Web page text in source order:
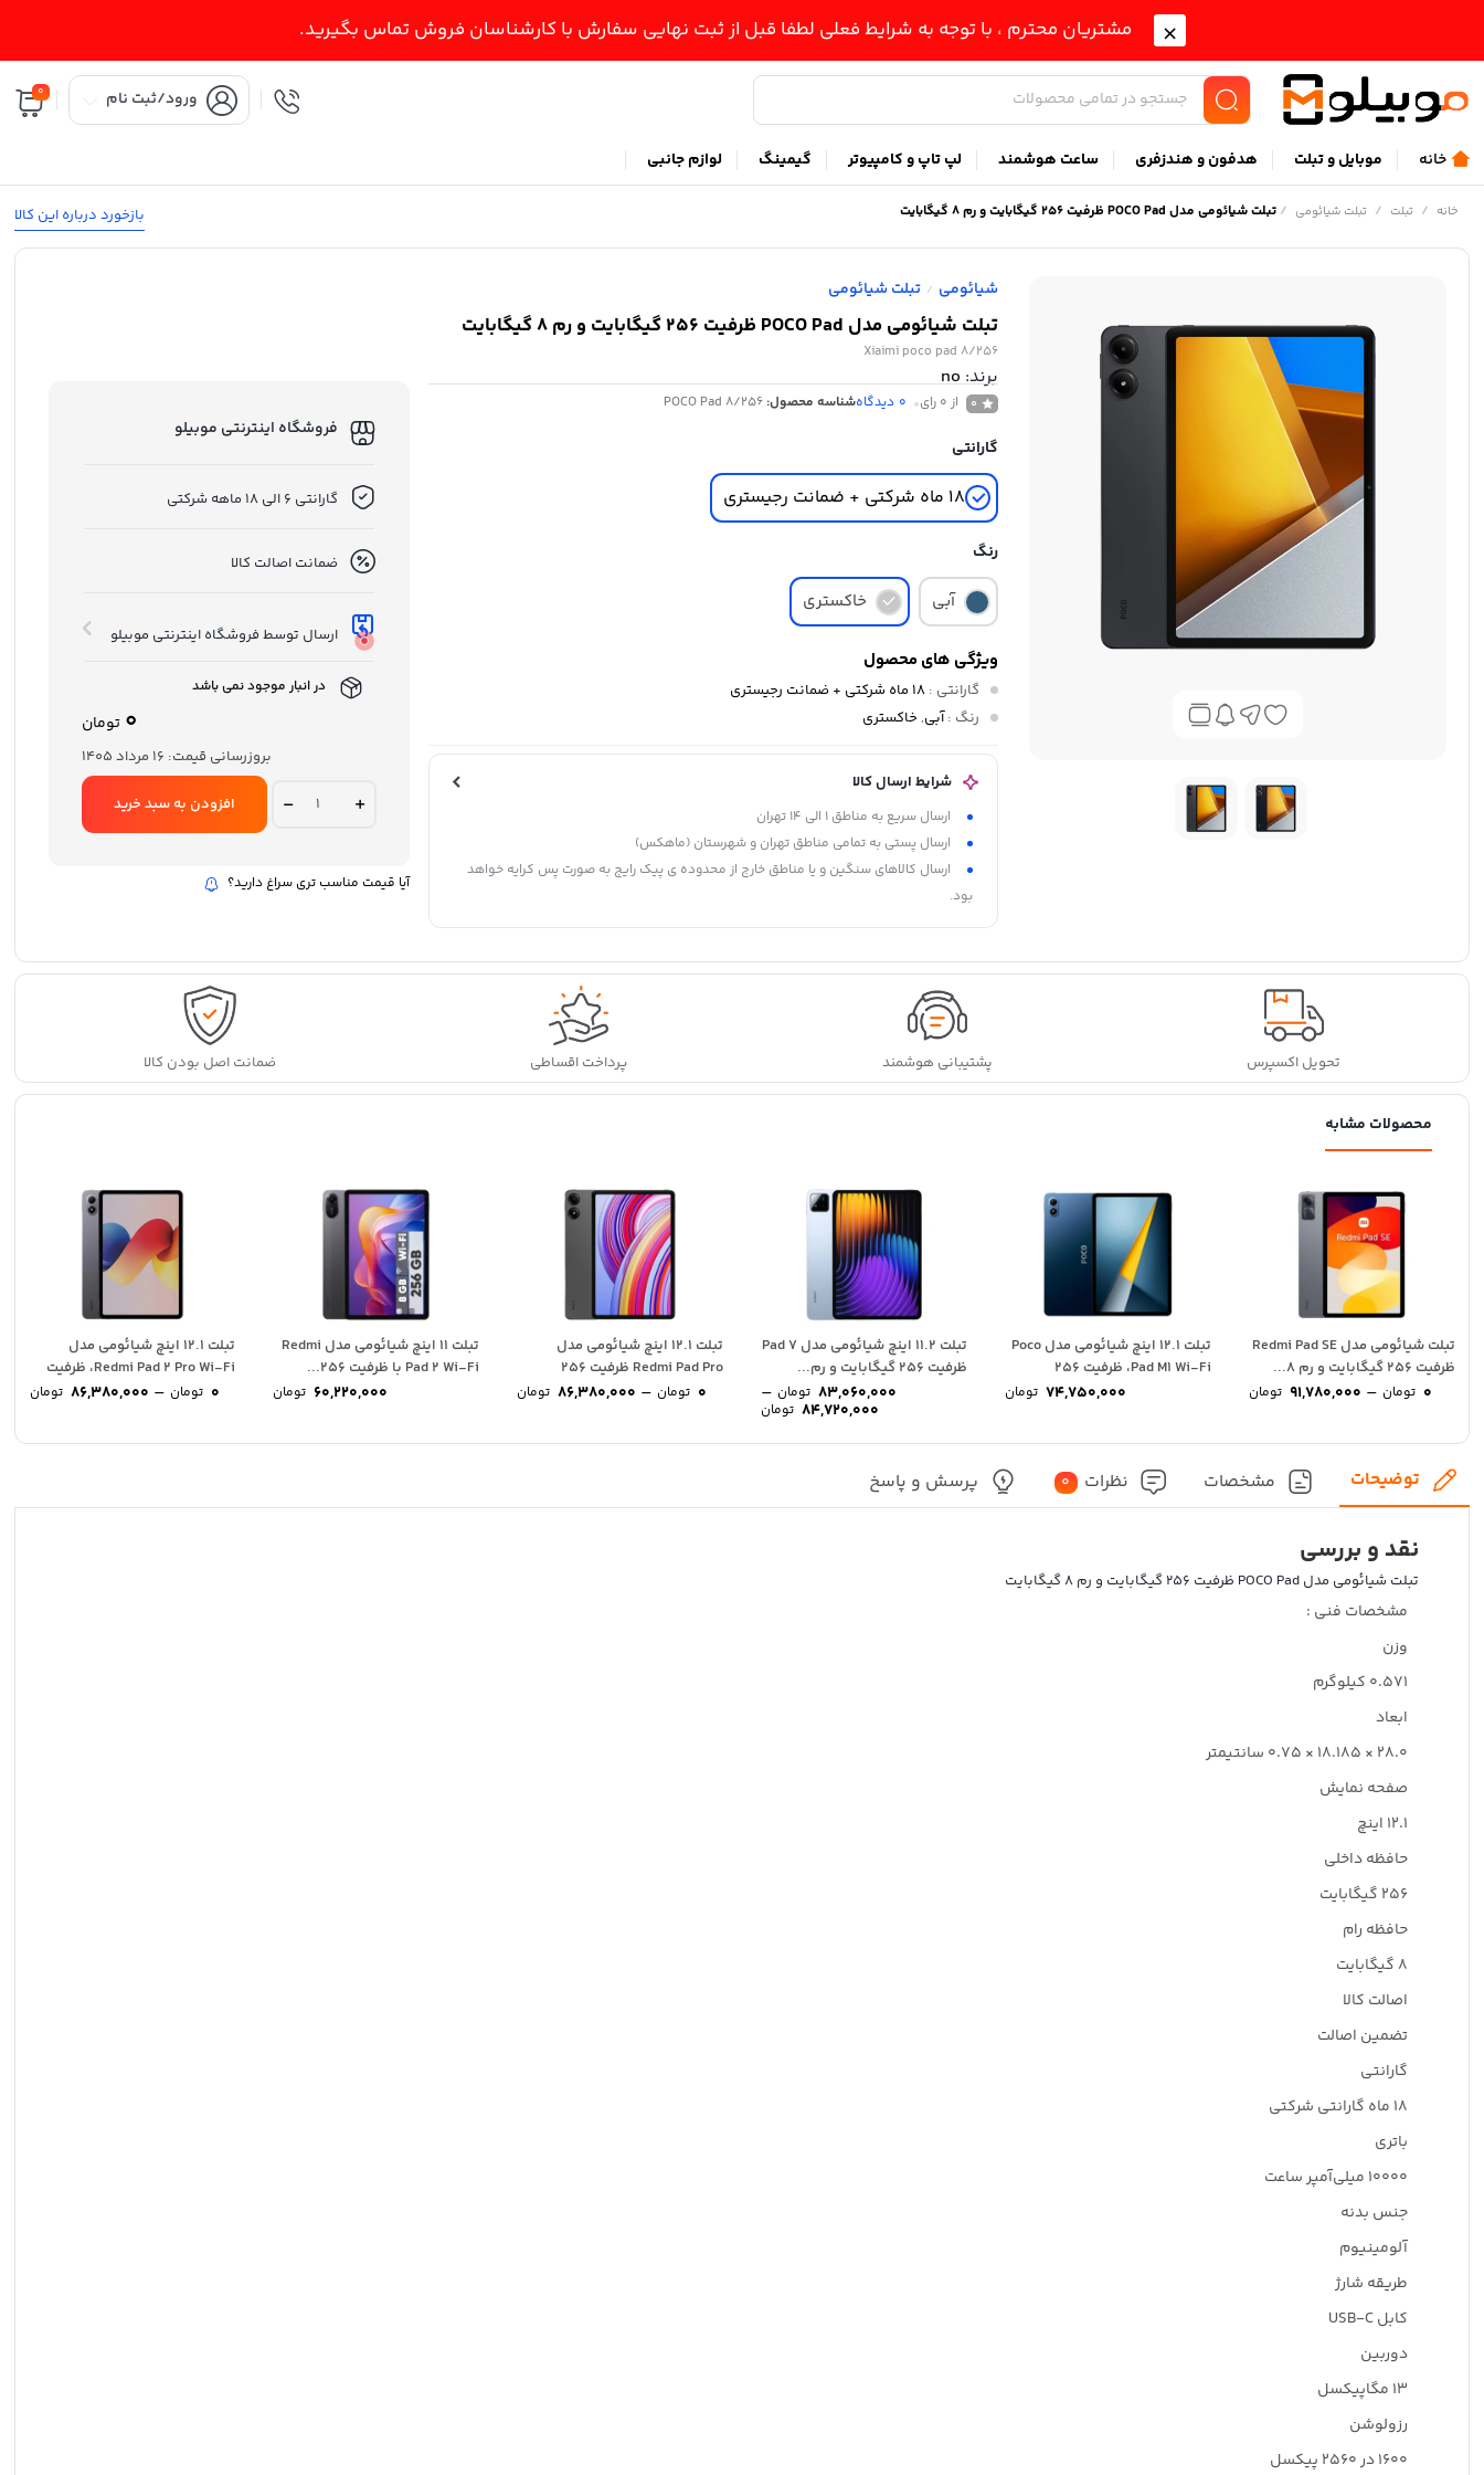
مشتریان محترم ، با توجه به شرایط فعلی لطفا قبل از ثبت نهایی سفارش با کارشناسان فروش تماس بگیرید.
ورود/ثبت نام 0
خانه موبايل و تبلت هدفون و هندزفری ساعت هوشمند لپ تاپ و کامپیوتر گیمینگ لوازم جانبی
بازخورد درباره این کالا خانه / تبلت / تبلت شیائومی /تبلت شیائومی مدل POCO Pad ظرفیت 256 گیگابایت و رم 8 گیگابایت
شیائومی / تبلت شیائومی
تبلت شیائومی مدل POCO Pad ظرفیت 256 گیگابایت و رم 8 گیگابایت
Xiaimi poco pad 8/256
برند:no
0 از 0 رای 0 دیدگاهشناسه محصول: POCO Pad 8/256
گارانتی
18 ماه شرکتی + ضمانت رجیستری
رنگ
آبی خاکستری
ویژگی های محصول
گارانتی : 18 ماه شرکتی + ضمانت رجیستری
رنگ :آبی, خاکستری
شرایط ارسال کالا
ارسال سریع به مناطق 1 الی 14 تهران
ارسال پستی به تمامی مناطق تهران و شهرستان (ماهکس)
ارسال کالاهای سنگین و یا مناطق خارج از محدوده ی پیک رایج به صورت پس کرایه خواهد
بود.
فروشگاه اینترنتی موبیلو
گارانتی 6 الی 18 ماهه شرکتی
ضمانت اصالت کالا
ارسال توسط فروشگاه اینترنتی موبیلو
در انبار موجود نمی باشد
0 تومان
بروزرسانی قیمت: 16 مرداد 1405
تبلت
شیائومی
ظرفیت
رم
8
افزودن به سبد خرید
آیا قیمت مناسب تری سراغ دارید؟
تحویل اکسپرس پشتیبانی هوشمند پرداخت اقساطی ضمانت اصل بودن کالا
محصولات مشابه
تبلت شیائومی مدل Redmi Pad SE
ظرفیت 256 گیگابایت و رم 8...
0 تومان –
91,780,000 تومان
through
تبلت 12.1 اینچ شیائومی مدل Poco
Pad M1 Wi-Fi، ظرفیت 256
74,750,000 تومان
تبلت 11.2 اینچ شیائومی مدل Pad 7
ظرفیت 256 گیگابایت و رم...
83,060,000 تومان –
84,720,000 تومانPrice
83,060,000 تومان
تبلت 12.1 اینچ شیائومی مدل
Redmi Pad Pro ظرفیت 256
گیگابایت و...
0 تومان –
86,380,000 تومانPrice
through
تبلت ۱۱ اینچ شیائومی مدل Redmi
Pad 2 Wi-Fi با ظرفیت 256...
60,220,000 تومان
تبلت 12.1 اینچ شیائومی مدل
Redmi Pad 2 Pro Wi-Fi، ظرفیت
256...
0 تومان –
86,380,000 تومان
توضیحات مشخصات نظرات 0 پرسش و پاسخ
نقد و بررسی
تبلت شیائومی مدل POCO Pad ظرفیت 256 گیگابایت و رم 8 گیگابایت
مشخصات فنی :
وزن
0.571 کیلوگرم
ابعاد
28.0 × 18.185 × 0.75 سانتیمتر
صفحه نمایش
12.1 اینچ
حافظه داخلی
256 گیگابایت
حافظه رام
8 گیگابایت
اصالت کالا
تضمین اصالت
گارانتی
18 ماه گارانتی شرکتی
باتری
10000 میلی‌آمپر ساعت
جنس بدنه
آلومینیوم
طریقه شارژ
کابل USB-C
دوربین
13 مگاپیکسل
رزولوشن
1600 در 2560 پیکسل